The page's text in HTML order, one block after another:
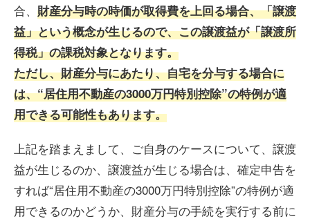
合、 財産分与時の時価が取得費を上回る場合、「譲渡
益」という概念が生じるので、この譲渡益が「譲渡所
得税」の課税対象となります。
ただし、財産分与にあたり、自宅を分与する場合に
は、“居住用不動産の3000万円特別控除”の特例が適
用できる可能性もあります。
上記を踏まえまして、ご自身のケースについて、譲渡
益が生じるのか、譲渡益が生じる場合は、確定申告を
すれば“居住用不動産の3000万円特別控除”の特例が適
用できるのかどうか、財産分与の手続を実行する前に